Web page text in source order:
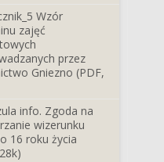
Wzór
zajęć
przez
Gniezno (PDF,
info. Zgoda na
wizerunku
16 roku życia